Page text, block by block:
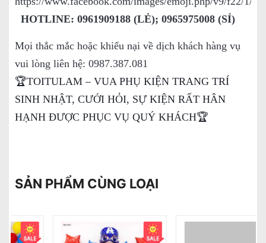
HOTLINE: 0961909188 (LẺ); 0965975008 (SỈ)
Mọi thắc mắc hoặc khiếu nại về dịch khách hàng vụ
vui lòng liên hệ: 0987.387.081
🏆TOITULAM – VUA PHỤ KIỆN TRANG TRÍ
SINH NHẬT, CƯỚI HỎI, SỰ KIỆN RẤT HÂN
HẠNH ĐƯỢC PHỤC VỤ QUÝ KHÁCH🏆
SẢN PHẨM CÙNG LOẠI